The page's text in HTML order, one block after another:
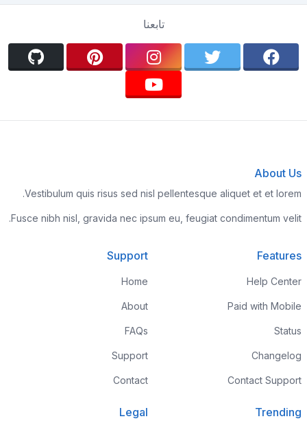
تابعنا
About Us
Vestibulum quis risus sed nisl pellentesque aliquet et et lorem.
Fusce nibh nisl, gravida nec ipsum eu, feugiat condimentum velit.
Features
Help Center
Paid with Mobile
Status
Changelog
Contact Support
Support
Home
About
FAQs
Support
Contact
Trending
Legal